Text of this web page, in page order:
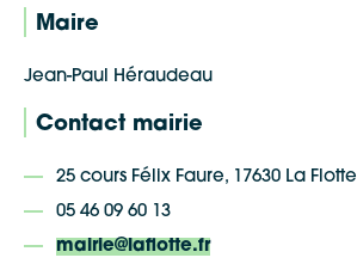
Maire
Jean-Paul Héraudeau
Contact mairie
25 cours Félix Faure, 17630 La Flotte
05 46 09 60 13
mairie@laflotte.fr